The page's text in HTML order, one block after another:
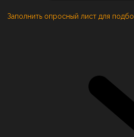
Заполнить опросный лист для